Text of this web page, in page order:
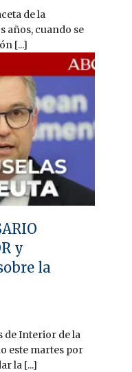
de la
años, cuando se
[...]
y
la
de Interior de la
este martes por
la [...]